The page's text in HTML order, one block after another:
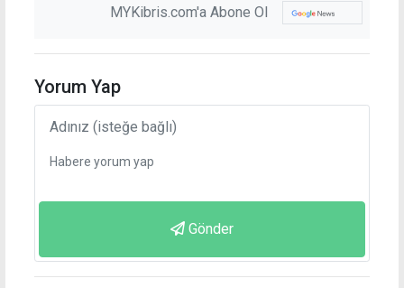
MYKibris.com'a Abone Ol
Yorum Yap
Gönder